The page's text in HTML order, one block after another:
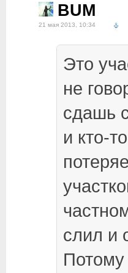
BUM
21 мая 2013, 10:34
Это
не
сдашь
и кто-
слил и
Потому